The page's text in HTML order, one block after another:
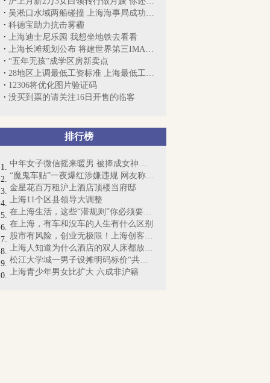
吴淞口水域两船碰撞 上海海事局成功救起3...
科德宝助力抗击雾霾
上海迪士尼乐园 我想坐地铁去看看
上海长滩规划公布 将建世界第三IMAX球体影院
“五年无孩”成学区房新卖点
28地区上调最低工资标准 上海最低工资2020元
12306将优化图片验证码
没买到票的请关注16日开售的临客
排行榜
中年女子微信摇来暖男 被捧成女神却丧命
“魔鬼车贴”一夜爆红涉嫌违规 网友称“...
金星花百万租沪上酒店顶楼当府邸
上海11个区县领导大调整
在上海生活，这些“潜规则”你必须要懂！
在上海，有车和没车的人生有什么区别
股市有风险，创业无极限！上海创客梦想起航
上海人知道为什么酒店的双人床都放4个枕...
松江大学城一男子设摊明码标价“共享女友...
上海青少年男女比扩大 六成非沪籍